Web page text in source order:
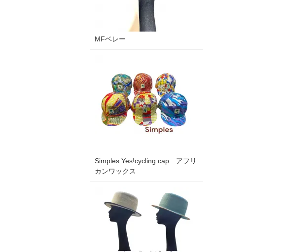
MFベレー
Simples Yes!cycling cap アフリ
カンワックス